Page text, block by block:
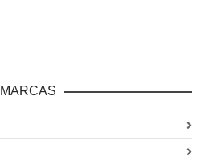
MARCAS